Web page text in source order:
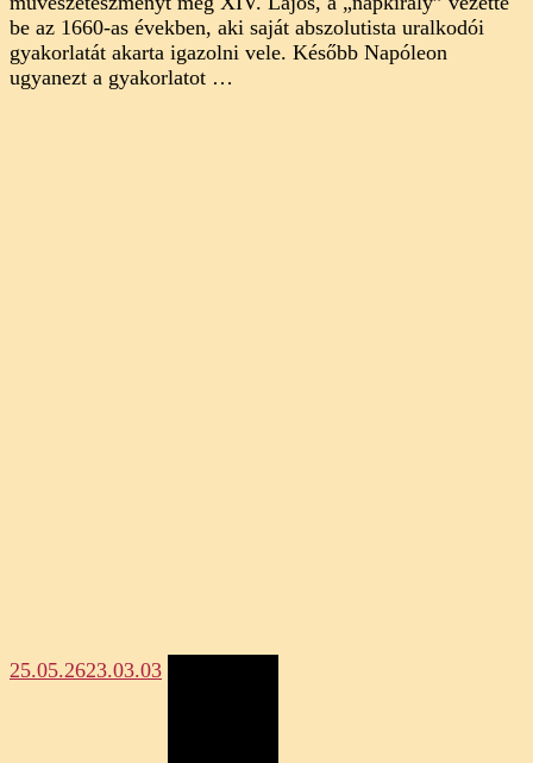
be az 1660-as években, aki saját abszolutista uralkodói
gyakorlatát akarta igazolni vele. Később Napóleon
ugyanezt a gyakorlatot …
25.05.2623.03.03